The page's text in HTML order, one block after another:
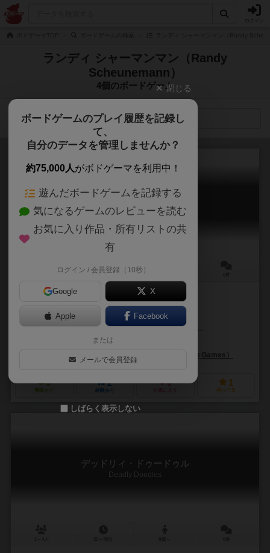
ランディ シャーマンマン（Randy
Scheunemann）
4個のボードゲーム
検索メニュー
マーズアタックス
Mars Attacks: Ten-Minute Takedown
10分前後
作品説明文の編集者を募集中
サミュエル・ミッチェーク（Samuel Mitschke）
スティーブ・トーマス（Steve Thomas）
スティーブ･ジャクソン･ゲームズ（Steve Jackson Games）
0
興味あり
1
経験あり
0 1
持ってる
デッドリィ・ドゥードゥル
Deadly Doodles
閉じる
ボードゲームのプレイ履歴を記録し
て、
自分のデータを管理しませんか？
約75,000人がボドゲーマを利用中！
遊んだボードゲームを記録する
気になるゲームのレビューを読む
お気に入り作品・所有リストの共
有
ログイン / 会員登録（10秒）
Google X
Apple Facebook
または
メールで会員登録
しばらく表示しない